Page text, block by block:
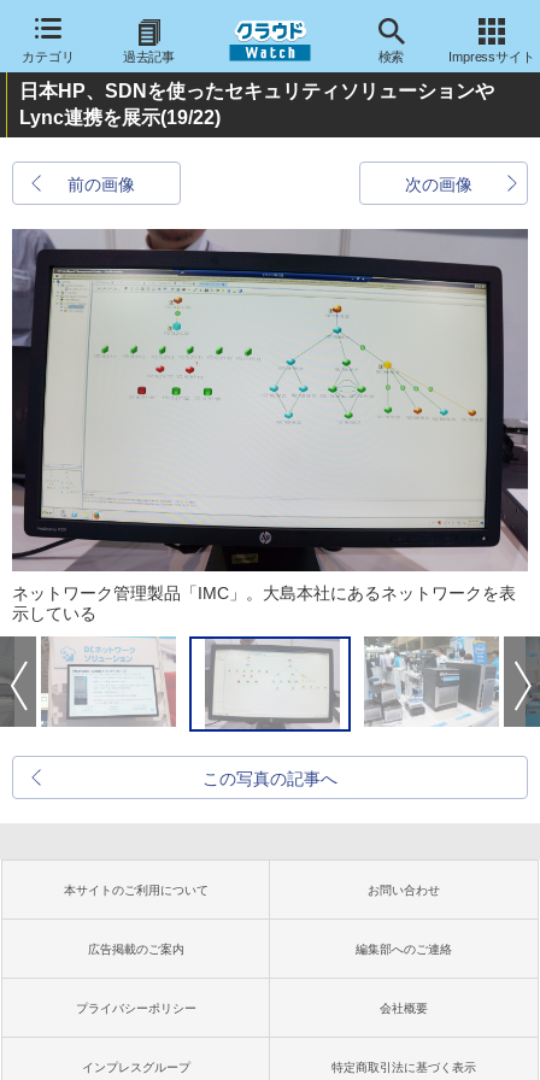
カテゴリ 過去記事 検索 Impressサイト
日本HP、SDNを使ったセキュリティソリューションや
Lync連携を展示(19/22)
前の画像 次の画像
ネットワーク管理製品「IMC」。大島本社にあるネットワークを表
示している
この写真の記事へ
本サイトのご利用について お問い合わせ
広告掲載のご案内 編集部へのご連絡
プライバシーポリシー 会社概要
インプレスグループ 特定商取引法に基づく表示